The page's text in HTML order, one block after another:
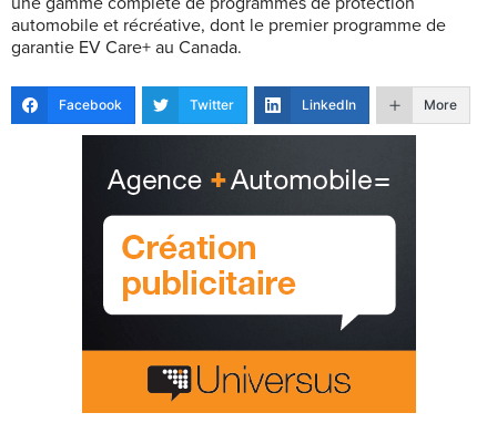
automobile et récréative, dont le premier programme de
garantie EV Care+ au Canada.
Facebook Twitter LinkedIn More